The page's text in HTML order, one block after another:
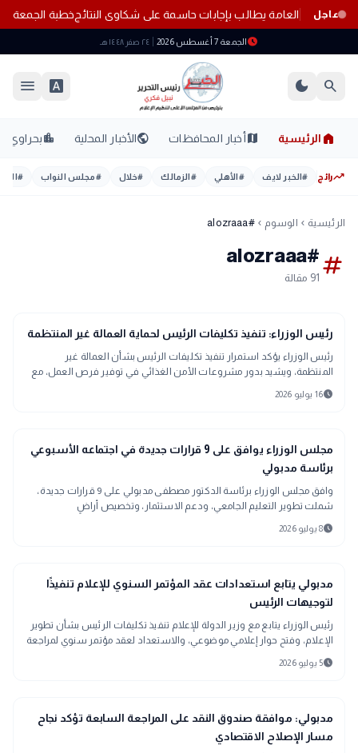
عاجل
الثانوية العامة يطالب بإجابات حاسمة على شكاوى النتائجخطبة الجمعة
scheduleالجمعة 7 أغسطس 2026 ٢٤ صفر ١٤٤٨ هـ
search
dark_mode
font_download
menu
home الرئيسية mapأخبار المحافظات publicالأخبار المحلية location_cityبحراوي
trending_upرائج #الخبر لايف #الأهلي #الزمالك #خلال #مجلس النواب #
الرئيسية chevron_left الوسوم chevron_left
#alozraaa
tag
#alozraaa
91 مقالة
public
الأخبار المحلية
رئيس الوزراء: تنفيذ تكليفات الرئيس لحماية العمالة غير المنتظمة
رئيس الوزراء يؤكد استمرار تنفيذ تكليفات الرئيس بشأن العمالة غير
المنتظمة، ويشيد بدور مشروعات الأمن الغذائي في توفير فرص العمل، مع
تأكيد أن العلمين الجديدة تشهد طفرة عمرانية وسياحية متسارعة.
schedule16 يوليو 2026
public
الأخبار المحلية
مجلس الوزراء يوافق على 9 قرارات جديدة في اجتماعه الأسبوعي
برئاسة مدبولي
وافق مجلس الوزراء برئاسة الدكتور مصطفى مدبولي على 9 قرارات جديدة،
شملت تطوير التعليم الجامعي، ودعم الاستثمار، وتخصيص أراضٍ
للمشروعات التنموية، وإنشاء مشروع يوفر 3500 فرصة عمل.
schedule8 يوليو 2026
public
الأخبار المحلية
مدبولي يتابع استعدادات عقد المؤتمر السنوي للإعلام تنفيذًا
لتوجيهات الرئيس
رئيس الوزراء يتابع مع وزير الدولة للإعلام تنفيذ تكليفات الرئيس بشأن تطوير
الإعلام، وفتح حوار إعلامي موضوعي، والاستعداد لعقد مؤتمر سنوي لمراجعة
أوضاع الإعلام، إلى جانب مناقشة قانون حرية تداول المعلومات وتطوير أداء
المكاتب الإعلامية.
schedule5 يوليو 2026
public
الأخبار المحلية
مدبولي: موافقة صندوق النقد على المراجعة السابعة تؤكد نجاح
مسار الإصلاح الاقتصادي